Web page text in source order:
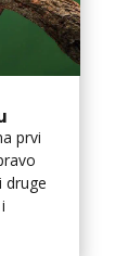
prvi
druge